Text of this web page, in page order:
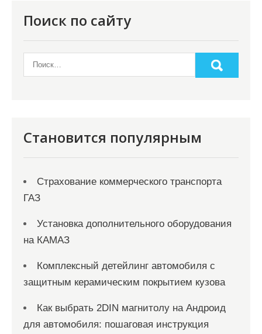
м
Поиск по сайту
Становится популярным
Страхование коммерческого транспорта
ГАЗ
Установка дополнительного оборудования
на КАМАЗ
Комплексный детейлинг автомобиля с
защитным керамическим покрытием кузова
Как выбрать 2DIN магнитолу на Андроид
для автомобиля: пошаговая инструкция